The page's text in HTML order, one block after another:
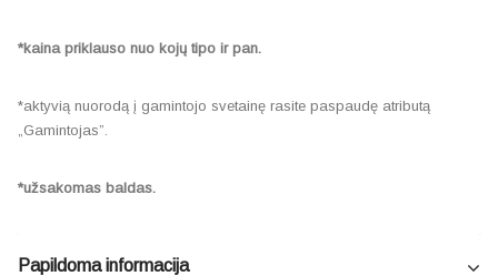
*kaina priklauso nuo kojų tipo ir pan.
*aktyvią nuorodą į gamintojo svetainę rasite paspaudę atributą
„Gamintojas”.
*užsakomas baldas.
Papildoma informacija